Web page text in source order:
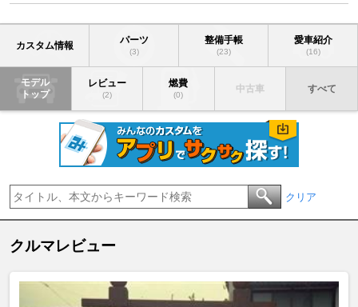
カスタム情報 パーツ
(3)
整備手帳
(23)
愛車紹介
(16)
モデル
トップ
レビュー
(2)
燃費
(0)
中古車 すべて
クリア
クルマレビュー